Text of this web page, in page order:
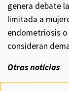
genera debate
limitada a
endometriosis
consideran
Otras noticias